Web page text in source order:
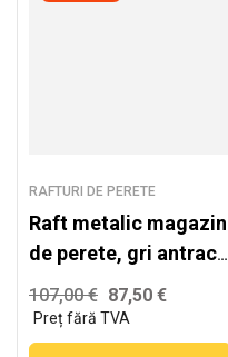
RAFTURI DE PERETE
Raft metalic magazin
de perete, gri antracit
– H:2235mm x
L:1000mm x
W:300mm
107,00€ 87,50 €